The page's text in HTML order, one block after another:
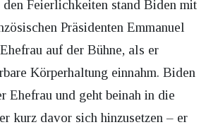
den Feierlichkeiten stand Biden mit
Präsidenten Emmanuel
auf der Bühne, als er
Körperhaltung einnahm. Biden
Ehefrau und geht beinah in die
kurz davor sich hinzusetzen – er